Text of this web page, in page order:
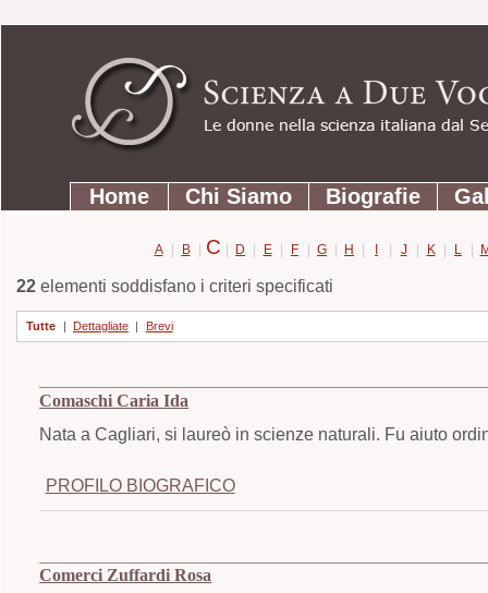
contenuti.
Strumenti
personali
SezioniHome Chi Siamo Biografie
A | B | C | D | E | F | G | H | I | J | K | L |
22elementi soddisfano i criteri specificati
Tutte | Dettagliate | Brevi
Comaschi Caria Ida
Nata a Cagliari, si laureò in scienze naturali. Fu aiuto
PROFILO BIOGRAFICO
Comerci Zuffardi Rosa